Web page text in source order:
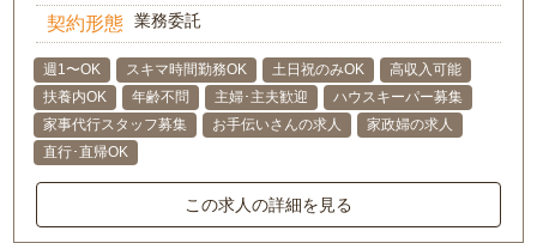
契約形態 業務委託
週1〜OK スキマ時間勤務OK 土日祝のみOK
高収入可能
扶養内OK
年齢不問 主婦･主夫歓迎
ハウスキーパー募集
家事代行スタッフ募集
お手伝いさんの求人
家政婦の求人
直行･直帰OK
この求人の詳細を見る